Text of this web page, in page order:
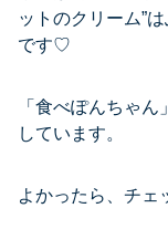
ットのクリーム”
です♡
「食べぽんちゃ
しています。
よかったら、チェ